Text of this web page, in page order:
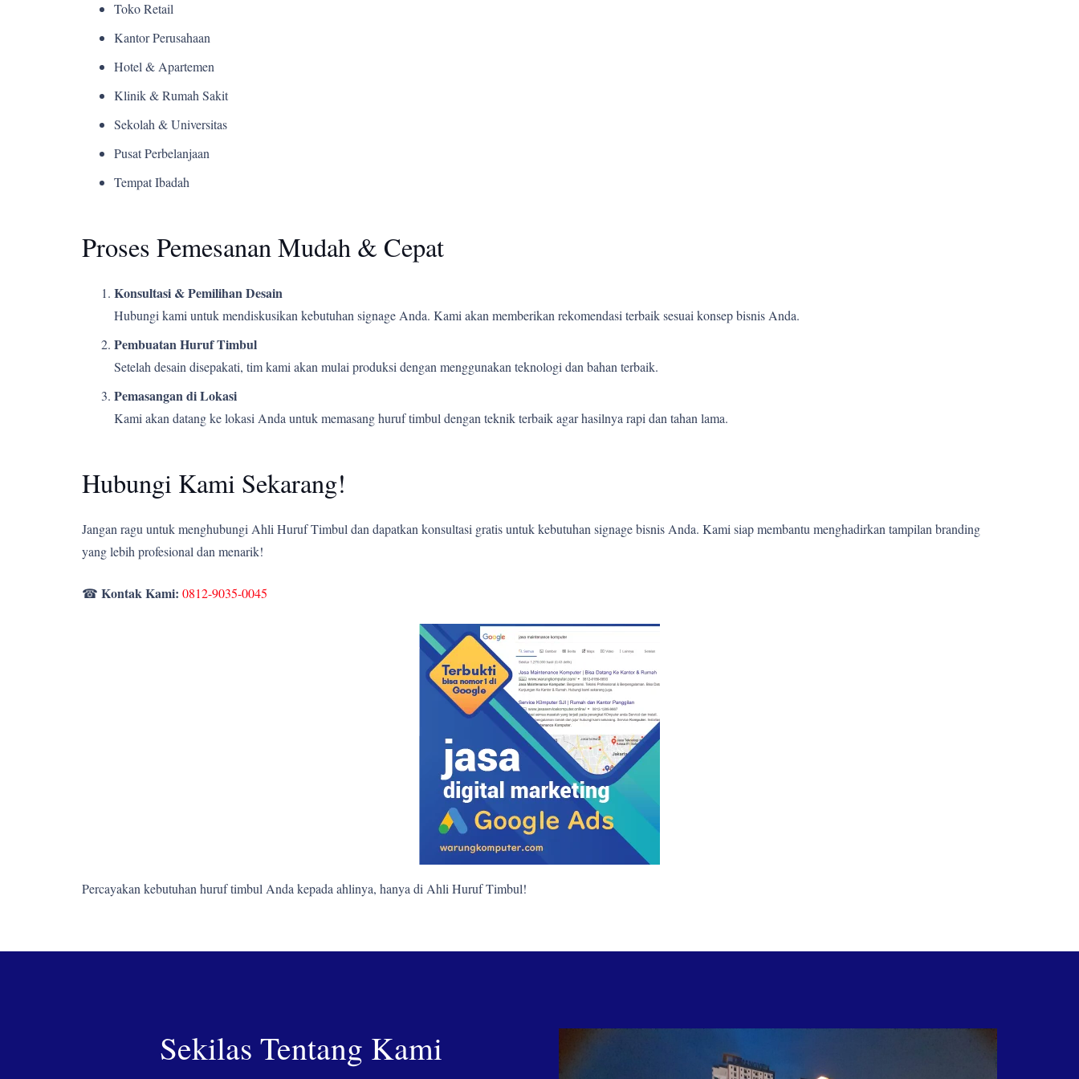
Toko Retail
Kantor Perusahaan
Hotel & Apartemen
Klinik & Rumah Sakit
Sekolah & Universitas
Pusat Perbelanjaan
Tempat Ibadah
Proses Pemesanan Mudah & Cepat
Konsultasi & Pemilihan Desain
Hubungi kami untuk mendiskusikan kebutuhan signage Anda. Kami akan memberikan rekomendasi terbaik sesuai konsep bisnis Anda.
Pembuatan Huruf Timbul
Setelah desain disepakati, tim kami akan mulai produksi dengan menggunakan teknologi dan bahan terbaik.
Pemasangan di Lokasi
Kami akan datang ke lokasi Anda untuk memasang huruf timbul dengan teknik terbaik agar hasilnya rapi dan tahan lama.
Hubungi Kami Sekarang!
Jangan ragu untuk menghubungi Ahli Huruf Timbul dan dapatkan konsultasi gratis untuk kebutuhan signage bisnis Anda. Kami siap membantu menghadirkan tampilan branding
yang lebih profesional dan menarik!
☎ Kontak Kami: 0812-9035-0045
Percayakan kebutuhan huruf timbul Anda kepada ahlinya, hanya di Ahli Huruf Timbul!
Sekilas Tentang Kami